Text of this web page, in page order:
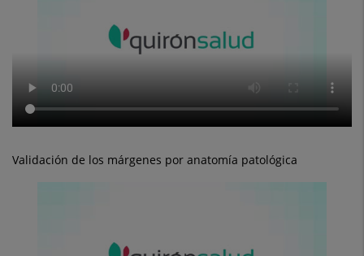
Validación de los márgenes por anatomía patológica